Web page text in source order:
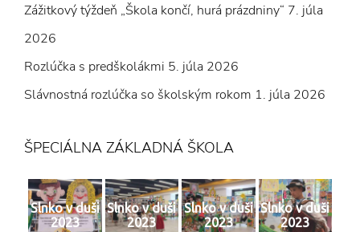
Zážitkový týždeň „Škola končí, hurá prázdniny“ 7. júla
2026
Rozlúčka s predškolákmi 5. júla 2026
Slávnostná rozlúčka so školským rokom 1. júla 2026
ŠPECIÁLNA ZÁKLADNÁ ŠKOLA
Slnko v duši
2023
Slnko v duši
2023
Slnko v duši
2023
Slnko v duši
2023